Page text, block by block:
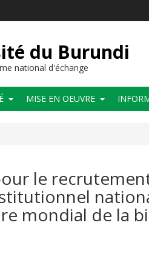
du Burundi
national d'échange
MISE EN OEUVRE
le
mondial de la